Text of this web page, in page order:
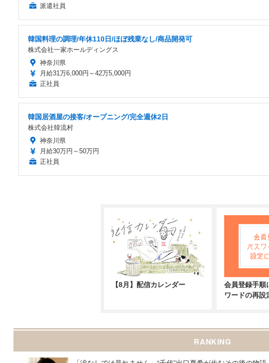
派遣社員
韓国料理の調理/年休110日/ほぼ残業なし/商品開発可
株式会社一家ホールディングス
神奈川県
月給31万6,000円～42万5,000円
正社員
韓国居酒屋の接客/オープニング/完全週休2日
株式会社韓流村
神奈川県
月給30万円～50万円
正社員
【8月】配信カレンダー
会員登録手順
ワードの再設
RANKING